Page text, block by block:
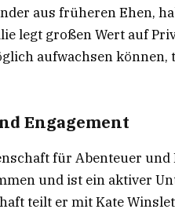
aus früheren Ehen,
legt großen Wert auf
aufwachsen
Engagement
für Abenteuer und
und ist ein aktiver
teilt er mit Kate